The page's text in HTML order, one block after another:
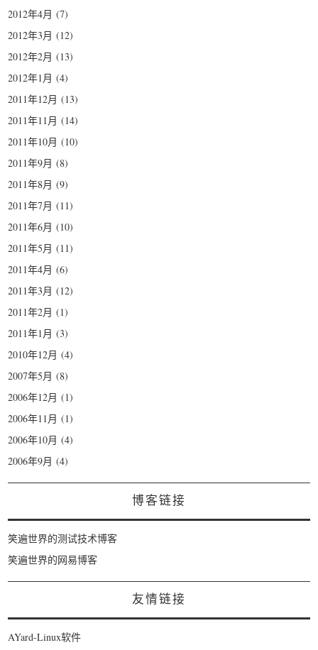
2012年4月 (7)
2012年3月 (12)
2012年2月 (13)
2012年1月 (4)
2011年12月 (13)
2011年11月 (14)
2011年10月 (10)
2011年9月 (8)
2011年8月 (9)
2011年7月 (11)
2011年6月 (10)
2011年5月 (11)
2011年4月 (6)
2011年3月 (12)
2011年2月 (1)
2011年1月 (3)
2010年12月 (4)
2007年5月 (8)
2006年12月 (1)
2006年11月 (1)
2006年10月 (4)
2006年9月 (4)
博客链接
笑遍世界的测试技术博客
笑遍世界的网易博客
友情链接
AYard-Linux软件